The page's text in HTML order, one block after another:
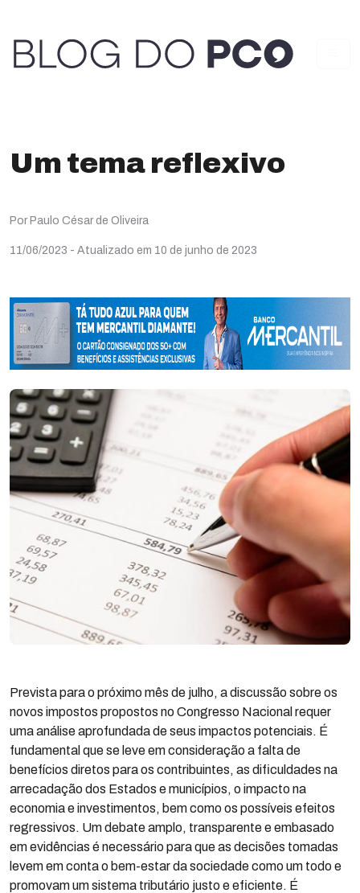
Um tema reflexivo
Por Paulo César de Oliveira
11/06/2023 - Atualizado em 10 de junho de 2023
Prevista para o próximo mês de julho, a discussão sobre os
novos impostos propostos no Congresso Nacional requer
uma análise aprofundada de seus impactos potenciais. É
fundamental que se leve em consideração a falta de
benefícios diretos para os contribuintes, as dificuldades na
arrecadação dos Estados e municípios, o impacto na
economia e investimentos, bem como os possíveis efeitos
regressivos. Um debate amplo, transparente e embasado
em evidências é necessário para que as decisões tomadas
levem em conta o bem-estar da sociedade como um todo e
promovam um sistema tributário justo e eficiente. É